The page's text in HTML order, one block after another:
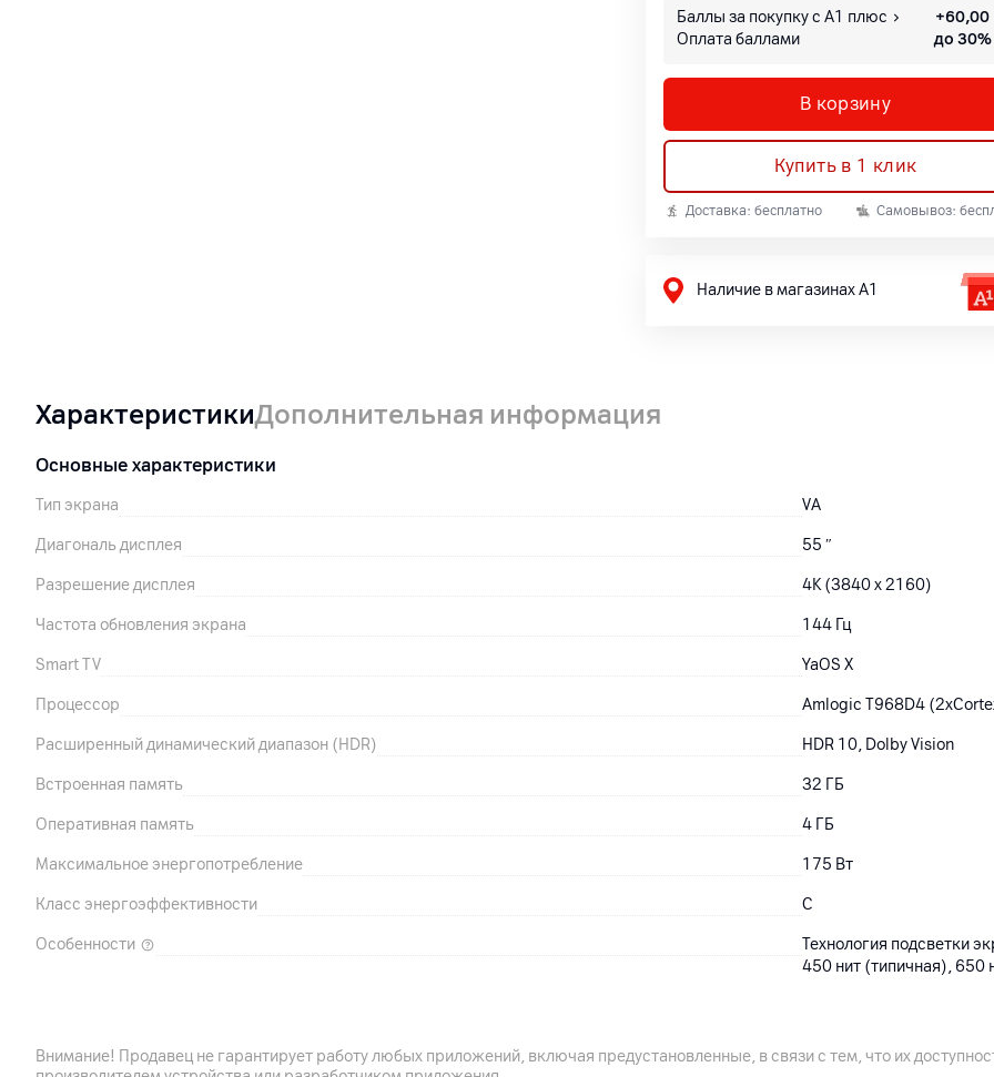
Баллы за покупку с А1 плюс +60,00
Оплата баллами
до 30%
В корзину
Купить в 1 клик
Доставка: бесплатно Самовывоз:
Наличие в магазинах А1
ХарактеристикиДополнительная информация
Основные характеристики
Тип экрана VA
Диагональ дисплея 55 ″
Разрешение дисплея 4K (3840 x 2160)
Частота обновления экрана 144 Гц
Smart TV YaOS X
Процессор Amlogic T968D4
Расширенный динамический диапазон (HDR) HDR 10, Dolby Vision
Встроенная память 32 ГБ
Оперативная память 4 ГБ
Максимальное энергопотребление 175 Вт
Класс энергоэффективности C
Особенности
Технология подсветки
450 нит (типичная), 650
Подключения
Внимание! Продавец не гарантирует работу любых приложений, включая предустановленные, в связи с тем, что их